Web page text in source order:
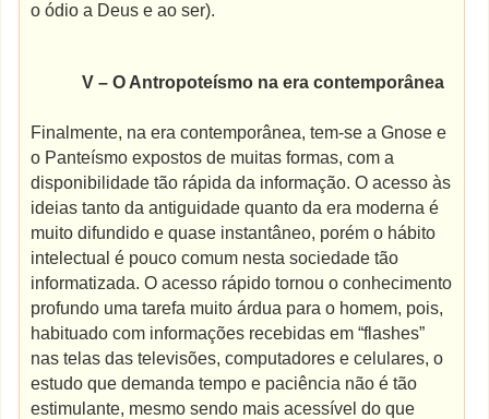
o ódio a Deus e ao ser).
V – O Antropoteísmo na era contemporânea
Finalmente, na era contemporânea, tem-se a Gnose e
o Panteísmo expostos de muitas formas, com a
disponibilidade tão rápida da informação. O acesso às
ideias tanto da antiguidade quanto da era moderna é
muito difundido e quase instantâneo, porém o hábito
intelectual é pouco comum nesta sociedade tão
informatizada. O acesso rápido tornou o conhecimento
profundo uma tarefa muito árdua para o homem, pois,
habituado com informações recebidas em “flashes”
nas telas das televisões, computadores e celulares, o
estudo que demanda tempo e paciência não é tão
estimulante, mesmo sendo mais acessível do que